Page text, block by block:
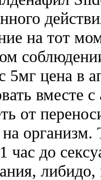
на тот
5мг цена в
вместе
от
на
час до
либидо,